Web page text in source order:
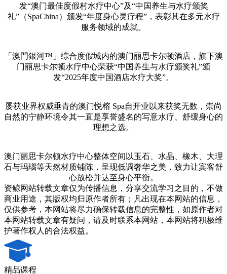
发“澳门最佳度假村水疗中心”及“中国养生与水疗颁奖
礼”（SpaChina）颁发“年度身心灵疗程”，表彰其在多元水疗
服务领域的成就。
「澳門銀河™」综合度假城内的澳门丽思卡尔顿酒店，旗下澳
门丽思卡尔顿水疗中心荣获“中国养生与水疗颁奖礼”颁
发“2025年度中国酒店水疗大奖”。
屡获业界权威垂青的澳门悦榕 Spa自开业以来获奖无数，崇尚
自然的宁静环境令其一直是享誉盛名的写意水疗、舒缓身心的
理想之选。
澳门丽思卡尔顿水疗中心整体空间以玉石、水晶、橡木、大理
石与玛瑙等天然材质铺陈，呈现低调奢华之美，致力让宾客舒
心放松并达至身心平衡。
资鲸网站转载文章仅为传播信息，分享交流学习之目的，不做
商业用途，其版权均归原作者所有；凡出现在本网站的信息，
仅供参考，本网站将尽力确保转载信息的完整性，如原作者对
本网站转载文章有疑问，请及时联系本网站，本网站将积极维
护著作权人的合法权益。
精品课程